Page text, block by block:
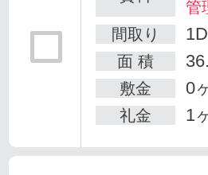
管
間取り
面 積
敷金 0
礼金 1